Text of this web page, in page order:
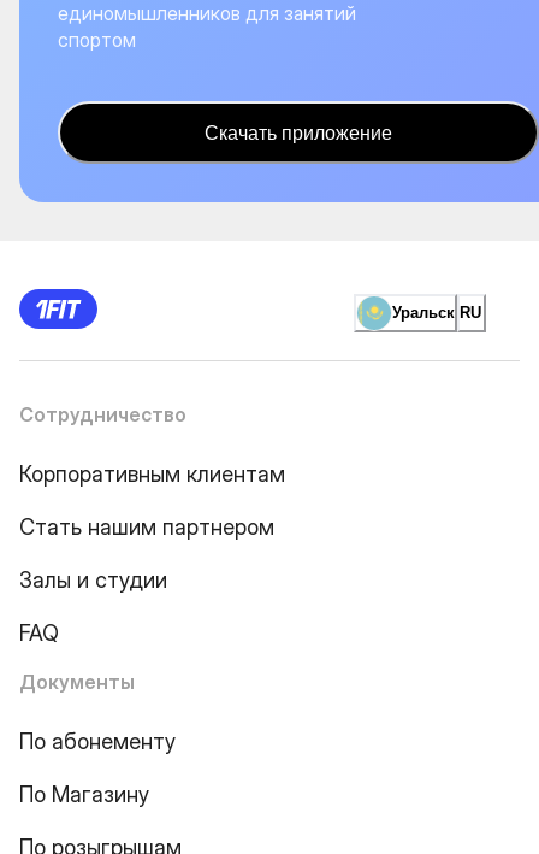
единомышленников для занятий
спортом
Скачать приложение
Уральск RU
Сотрудничество
Корпоративным клиентам
Стать нашим партнером
Залы и студии
FAQ
Документы
По абонементу
По Магазину
По розыгрышам